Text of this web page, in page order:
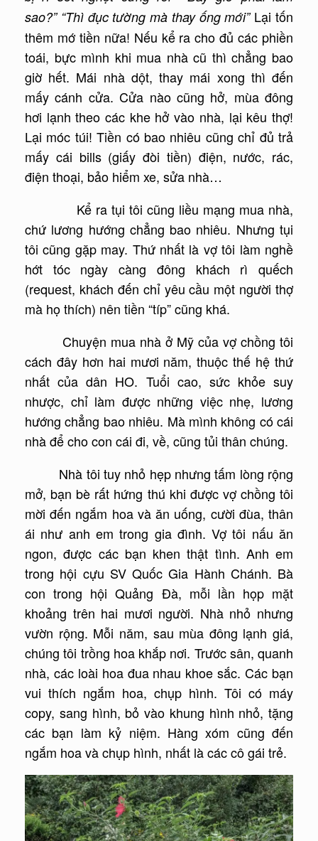
sao?” “Thì đục tường mà thay ống mới” Lại tốn
thêm mớ tiền nữa! Nếu kể ra cho đủ các phiền
toái, bực mình khi mua nhà cũ thì chẳng bao
giờ hết. Mái nhà dột, thay mái xong thì đến
mấy cánh cửa. Cửa nào cũng hở, mùa đông
hơi lạnh theo các khe hở vào nhà, lại kêu thợ!
Lại móc túi! Tiền có bao nhiêu cũng chỉ đủ trả
mấy cái bills (giấy đòi tiền) điện, nước, rác,
điện thoại, bảo hiểm xe, sửa nhà…
Kể ra tụi tôi cũng liều mạng mua nhà,
chứ lương hướng chẳng bao nhiêu. Nhưng tụi
tôi cũng gặp may. Thứ nhất là vợ tôi làm nghề
hớt tóc ngày càng đông khách rì quếch
(request, khách đến chỉ yêu cầu một người thợ
mà họ thích) nên tiền “típ” cũng khá.
Chuyện mua nhà ở Mỹ của vợ chồng tôi
cách đây hơn hai mươi năm, thuộc thế hệ thứ
nhất của dân HO. Tuổi cao, sức khỏe suy
nhược, chỉ làm được những việc nhẹ, lương
hướng chẳng bao nhiêu. Mà mình không có cái
nhà để cho con cái đi, về, cũng tủi thân chúng.
Nhà tôi tuy nhỏ hẹp nhưng tấm lòng rộng
mở, bạn bè rất hứng thú khi được vợ chồng tôi
mời đến ngắm hoa và ăn uống, cười đùa, thân
ái như anh em trong gia đình. Vợ tôi nấu ăn
ngon, được các bạn khen thật tình. Anh em
trong hội cựu SV Quốc Gia Hành Chánh. Bà
con trong hội Quảng Đà, mỗi lần họp mặt
khoảng trên hai mươi người. Nhà nhỏ nhưng
vườn rộng. Mỗi năm, sau mùa đông lạnh giá,
chúng tôi trồng hoa khắp nơi. Trước sân, quanh
nhà, các loài hoa đua nhau khoe sắc. Các bạn
vui thích ngắm hoa, chụp hình. Tôi có máy
copy, sang hình, bỏ vào khung hình nhỏ, tặng
các bạn làm kỷ niệm. Hàng xóm cũng đến
ngắm hoa và chụp hình, nhất là các cô gái trẻ.